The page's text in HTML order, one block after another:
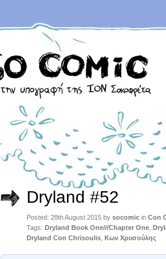
Dryland #52
Posted: 28th August 2015 by socomic in Con
Tags: Dryland Book One///Chapter One
Dryland Con Chrisoulis Κων Χρυσούλης